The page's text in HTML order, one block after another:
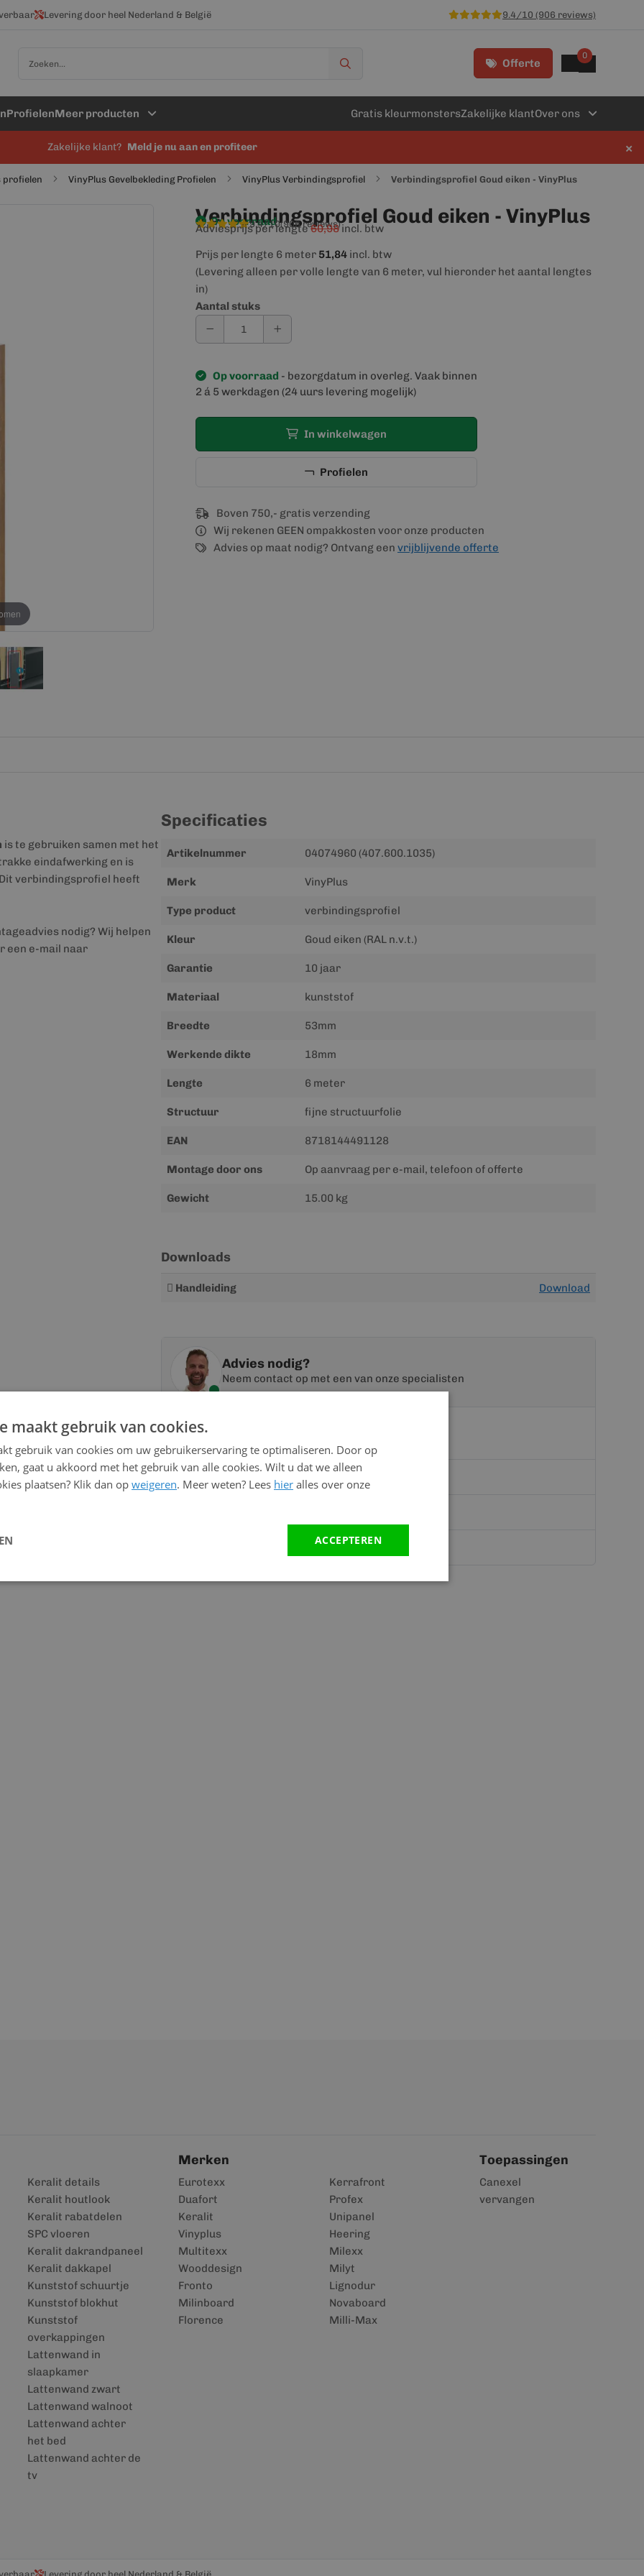
Levering door heel Nederland & België 9.4/10 (906 reviews)
Offerte
0
ProfielenMeer producten Gratis kleurmonstersZakelijke klantOver ons
Zakelijke klant? Meld je nu aan en profiteer ×
profielen VinyPlus Gevelbekleding Profielen VinyPlus Verbindingsprofiel Verbindingsprofiel Goud eiken - VinyPlus
Verbindingsprofiel Goud eiken - VinyPlus
Op voorraad
9,4/10(906 reviews)
Adviesprijs per lengte60,98incl. btw
Prijs per lengte 6 meter 51,84 incl. btw
(Levering alleen per volle lengte van 6 meter, vul hieronder het aantal lengtes
in)
Aantal stuks
Op voorraad - bezorgdatum in overleg. Vaak binnen
2 á 5 werkdagen (24 uurs levering mogelijk)
In winkelwagen
Profielen
Boven 750,- gratis verzending
Wij rekenen GEEN ompakkosten voor onze producten
Advies op maat nodig? Ontvang een vrijblijvende offerte
is te gebruiken samen met het
eindafwerking en is
verbindingsprofiel heeft
nodig? Wij helpen
een e-mail naar
Specificaties
Meer
Artikelnummer 04074960 (407.600.1035)
Merk VinyPlus
Type product verbindingsprofiel
Kleur Goud eiken (RAL n.v.t.)
Garantie 10 jaar
Materiaal kunststof
Breedte 53mm
Werkende dikte 18mm
Lengte 6 meter
Structuur fijne structuurfolie
EAN 8718144491128
Montage door ons Op aanvraag per e-mail, telefoon of offerte
Gewicht 15.00 kg
Downloads
Meer
Handleiding Download
Advies nodig?
Neem contact op met een van onze specialisten
Vandaag bereikbaar
0528 - 355190
Whatsapp
Keralit details
Keralit houtlook
Keralit rabatdelen
SPC vloeren
Keralit dakrandpaneel
Keralit dakkapel
Kunststof schuurtje
Kunststof blokhut
Kunststof
overkappingen
Lattenwand in
slaapkamer
Lattenwand zwart
Lattenwand walnoot
Lattenwand achter
het bed
Lattenwand achter de
tv
Merken
Eurotexx
Duafort
Keralit
Vinyplus
Multitexx
Wooddesign
Fronto
Milinboard
Florence
Kerrafront
Profex
Unipanel
Heering
Milexx
Milyt
Lignodur
Novaboard
Milli-Max
Toepassingen
Canexel
vervangen
Levering door heel Nederland & België
maakt gebruik van cookies.
gebruik van cookies om uw gebruikerservaring te optimaliseren. Door op
gaat u akkoord met het gebruik van alle cookies. Wilt u dat we alleen
plaatsen? Klik dan op weigeren. Meer weten? Lees hier alles over onze
ACCEPTEREN